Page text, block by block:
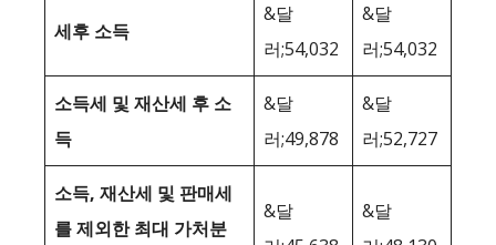
세후 소득
&달
러;54,032
&달
러;54,032
소득세 및 재산세 후 소
득
&달
러;49,878
&달
러;52,727
소득, 재산세 및 판매세
를 제외한 최대 가처분
&달
&달